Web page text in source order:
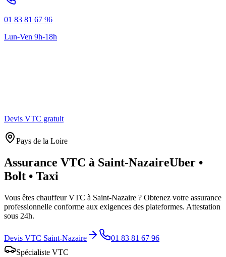
01 83 81 67 96
Lun-Ven 9h-18h
Devis VTC gratuit
Pays de la Loire
Assurance VTC à Saint-NazaireUber •
Bolt • Taxi
Vous êtes chauffeur VTC à Saint-Nazaire ? Obtenez votre assurance
professionnelle conforme aux exigences des plateformes. Attestation
sous 24h.
Devis VTC Saint-Nazaire
01 83 81 67 96
Spécialiste VTC